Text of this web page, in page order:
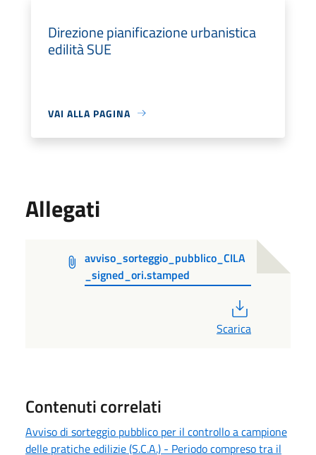
Direzione pianificazione urbanistica
edilità SUE
VAI ALLA PAGINA
Allegati
avviso_sorteggio_pubblico_CILA
_signed_ori.stamped
Scarica
Contenuti correlati
Avviso di sorteggio pubblico per il controllo a campione
delle pratiche edilizie (S.C.A.) - Periodo compreso tra il